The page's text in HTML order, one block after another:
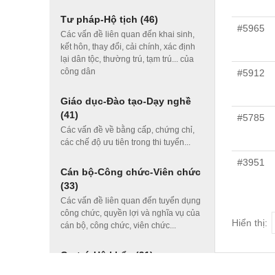
Tư pháp-Hộ tịch (46)
Các vấn đề liên quan đến khai sinh,
kết hôn, thay đổi, cải chính, xác định
lại dân tộc, thường trú, tạm trú... của
công dân
Giáo dục-Đào tạo-Dạy nghề
(41)
Các vấn đề về bằng cấp, chứng chỉ,
các chế độ ưu tiên trong thi tuyển...
Cán bộ-Công chức-Viên chức
(33)
Các vấn đề liên quan đến tuyển dụng
công chức, quyền lợi và nghĩa vụ của
cán bộ, công chức, viên chức...
Cư trú-Hộ khẩu (31)
#5965
#5912
#5785
#3951
Hiển thị: